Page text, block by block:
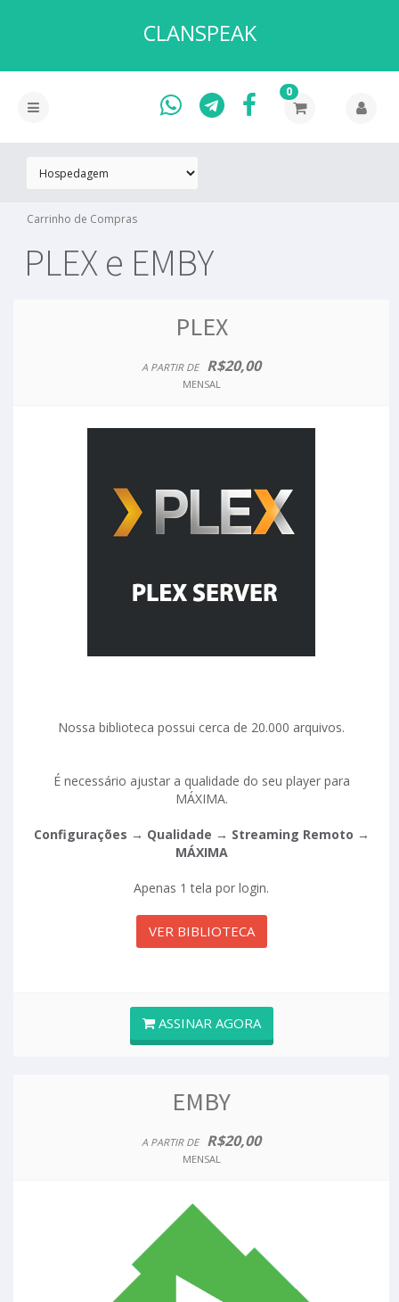
CLANSPEAK
0
Carrinho de Compras
PLEX e EMBY
PLEX
A PARTIR DE R$20,00
MENSAL
Nossa biblioteca possui cerca de 20.000 arquivos.
É necessário ajustar a qualidade do seu player para
MÁXIMA.
Configurações → Qualidade → Streaming Remoto →
MÁXIMA
Apenas 1 tela por login.
VER BIBLIOTECA
ASSINAR AGORA
EMBY
A PARTIR DE R$20,00
MENSAL